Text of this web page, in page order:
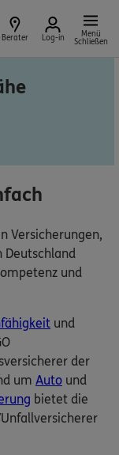
Berater Log-in
Menü
Schließen
Versicherungen,
Deutschland
und
und
der
um Auto und
bietet die